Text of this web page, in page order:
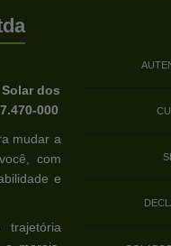
dos
000
mudar a
com
e
trajetória